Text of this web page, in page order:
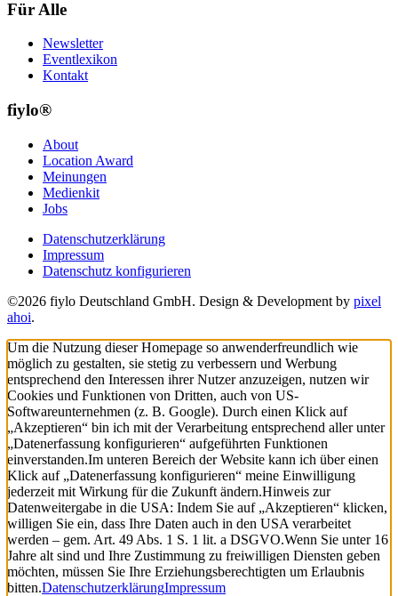
Für Alle
Newsletter
Eventlexikon
Kontakt
fiylo®
About
Location Award
Meinungen
Medienkit
Jobs
Datenschutzerklärung
Impressum
Datenschutz konfigurieren
©2026 fiylo Deutschland GmbH. Design & Development by pixel
ahoi.
Um die Nutzung dieser Homepage so anwenderfreundlich wie
möglich zu gestalten, sie stetig zu verbessern und Werbung
entsprechend den Interessen ihrer Nutzer anzuzeigen, nutzen wir
Cookies und Funktionen von Dritten, auch von US-
Softwareunternehmen (z. B. Google). Durch einen Klick auf
„Akzeptieren“ bin ich mit der Verarbeitung entsprechend aller unter
„Datenerfassung konfigurieren“ aufgeführten Funktionen
einverstanden.Im unteren Bereich der Website kann ich über einen
Klick auf „Datenerfassung konfigurieren“ meine Einwilligung
jederzeit mit Wirkung für die Zukunft ändern.Hinweis zur
Datenweitergabe in die USA: Indem Sie auf „Akzeptieren“ klicken,
willigen Sie ein, dass Ihre Daten auch in den USA verarbeitet
werden – gem. Art. 49 Abs. 1 S. 1 lit. a DSGVO.Wenn Sie unter 16
Jahre alt sind und Ihre Zustimmung zu freiwilligen Diensten geben
möchten, müssen Sie Ihre Erziehungsberechtigten um Erlaubnis
bitten.DatenschutzerklärungImpressum